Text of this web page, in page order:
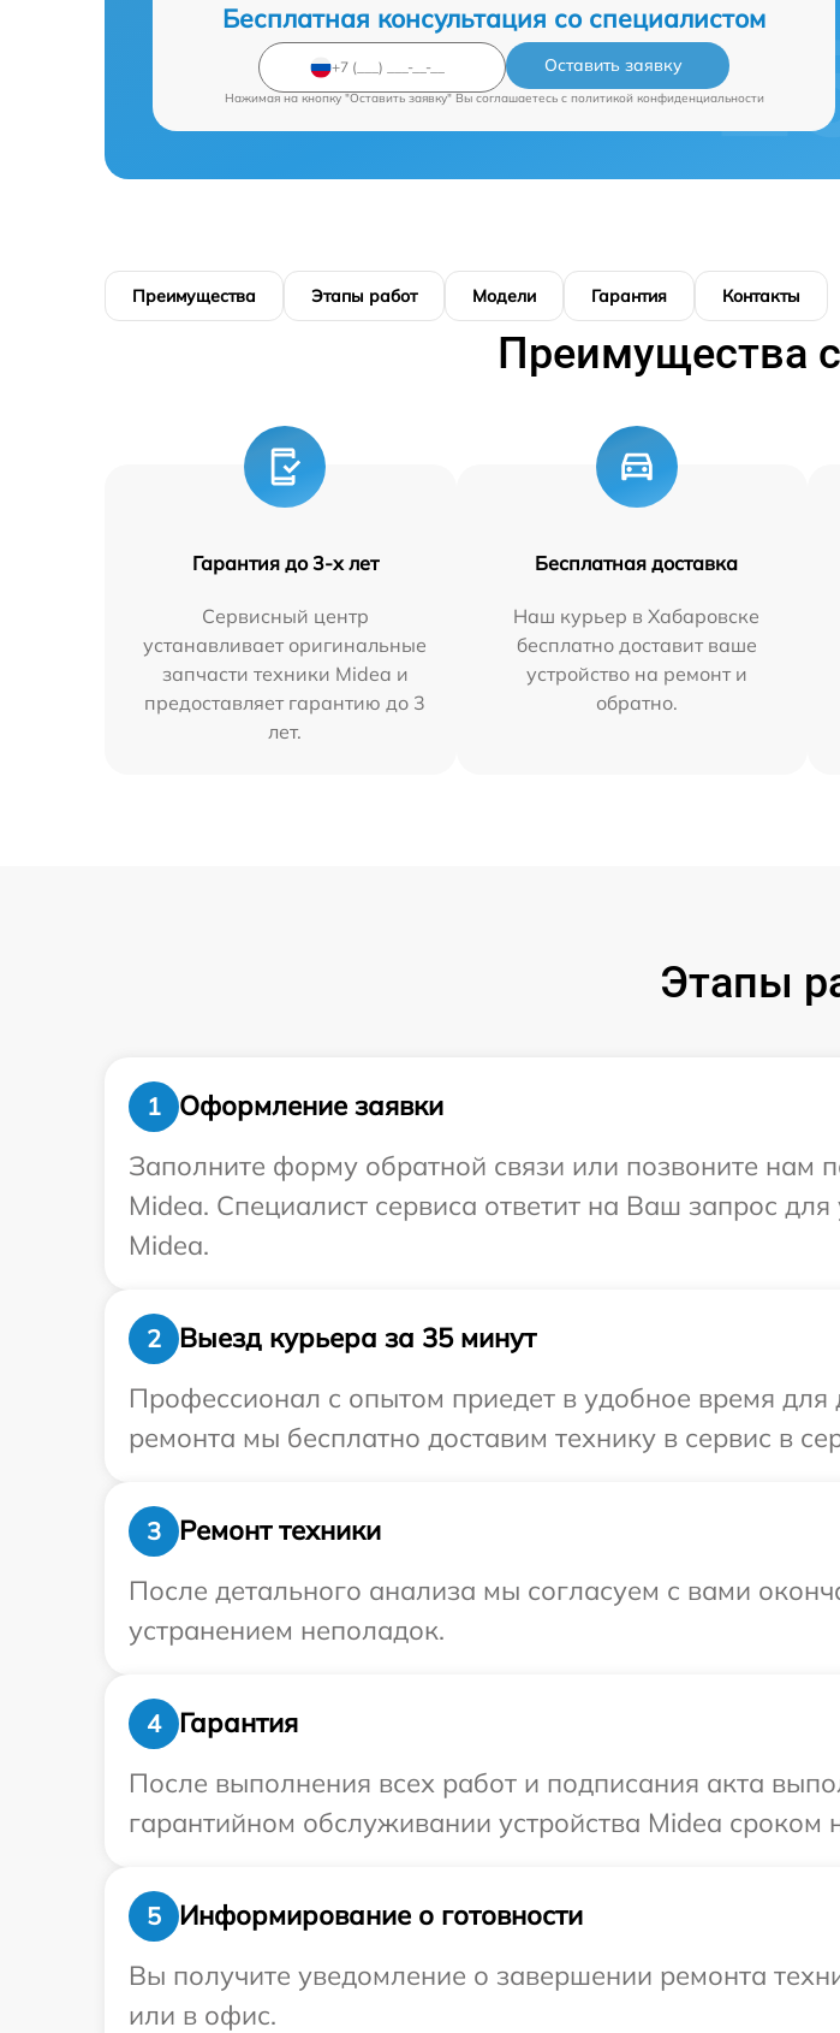
Бесплатная консультация со специалистом
Оставить заявку
Нажимая на кнопку "Оставить заявку" Вы соглашаетесь c политикой конфиденциальности
Преимущества Этапы работ Модели Гарантия Контакты
Преимущества
Гарантия до 3-х лет
Сервисный центр
устанавливает оригинальные
запчасти техники Midea и
предоставляет гарантию до 3
лет.
Бесплатная доставка
Наш курьер в Хабаровске
бесплатно доставит ваше
устройство на ремонт и
обратно.
Этапы
1
Оформление заявки
Заполните форму обратной связи или позвоните нам
Midea. Специалист сервиса ответит на Ваш запрос
Midea.
2
Выезд курьера за 35 минут
Профессионал с опытом приедет в удобное время для
ремонта мы бесплатно доставим технику в сервис в
3
Ремонт техники
После детального анализа мы согласуем с вами
устранением неполадок.
4
Гарантия
После выполнения всех работ и подписания акта
гарантийном обслуживании устройства Midea сроком
5
Информирование о готовности
Вы получите уведомление о завершении ремонта
или в офис.